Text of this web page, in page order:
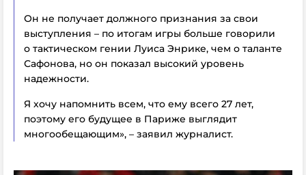
Он не получает должного признания за свои
выступления – по итогам игры больше говорили
о тактическом гении Луиса Энрике, чем о таланте
Сафонова, но он показал высокий уровень
надежности.
Я хочу напомнить всем, что ему всего 27 лет,
поэтому его будущее в Париже выглядит
многообещающим», – заявил журналист.